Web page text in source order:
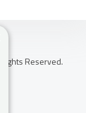
Reserved.